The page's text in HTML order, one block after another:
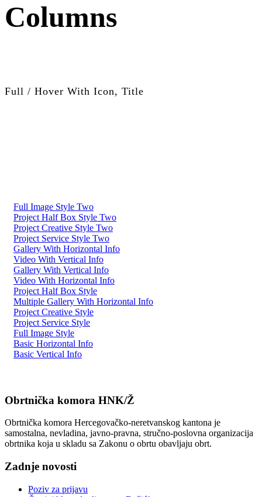
Columns
Full / Hover With Icon, Title
Full Image Style Two
Project Half Box Style Two
Project Creative Style Two
Project Service Style Two
Gallery With Horizontal Info
Video With Vertical Info
Gallery With Vertical Info
Video With Horizontal Info
Project Half Box Style
Multiple Gallery With Horizontal Info
Project Creative Style
Project Service Style
Full Image Style
Basic Horizontal Info
Basic Vertical Info
Obrtnička komora HNK/Ž
Obrtnička komora Hercegovačko-neretvanskog kantona je
samostalna, nevladina, javno-pravna, stručno-poslovna organizacija
obrtnika koja u skladu sa Zakonu o obrtu obavljaju obrt.
Zadnje novosti
Poziv za prijavu